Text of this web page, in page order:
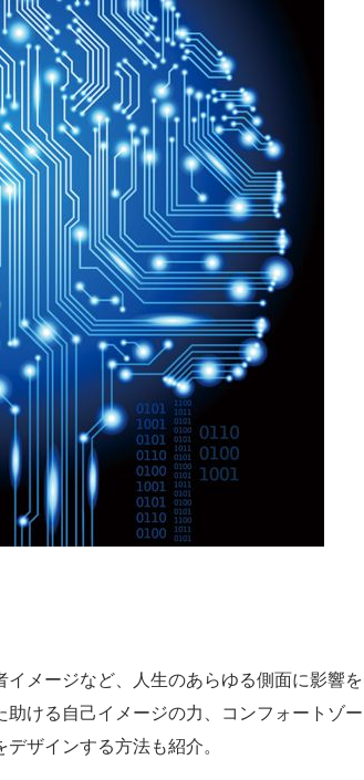
メージなど、人生のあらゆる側面に影響を
ける自己イメージの力、コンフォートゾー
ザインする方法も紹介。